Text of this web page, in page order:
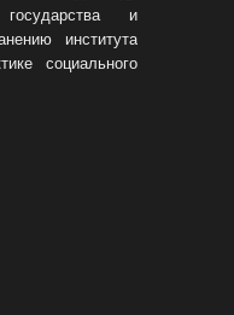
государства и
института
социального